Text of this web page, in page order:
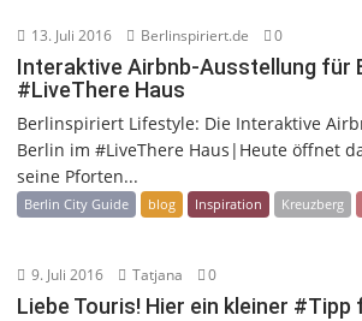
13. Juli 2016 Berlinspiriert.de 0
Interaktive Airbnb-Ausstellung für
#LiveThere Haus
Berlinspiriert Lifestyle: Die Interaktive
Berlin im #LiveThere Haus|Heute öffnet
seine Pforten...
Berlin City Guide blog Inspiration Kreuzberg
9. Juli 2016 Tatjana 0
Liebe Touris! Hier ein kleiner #Tipp